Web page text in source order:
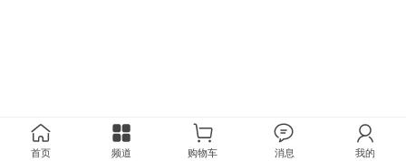
首页 频道 购物车 消息 我的